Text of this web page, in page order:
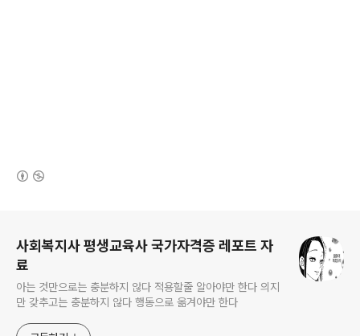
사회복지사 평생교육사 국가자격증 레포트 자
료
아는 것만으로는 충분하지 않다 적용할줄 알아야만 한다 의지
만 갖추고는 충분하지 않다 행동으로 옮겨야만 한다